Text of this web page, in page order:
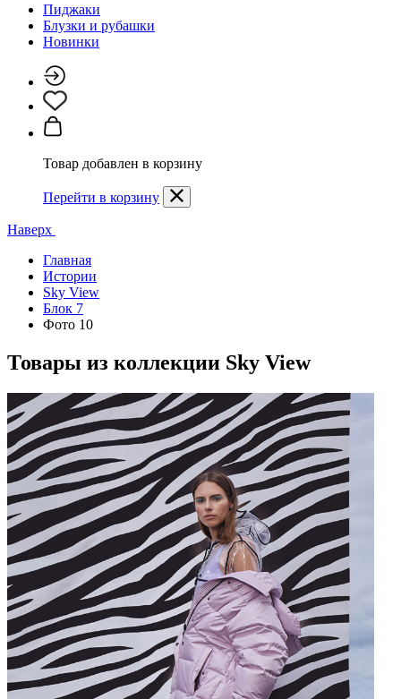
Пиджаки
Блузки и рубашки
Новинки
Товар добавлен в корзину
Перейти в корзину
Наверх
Главная
Истории
Sky View
Блок 7
Фото 10
Товары из коллекции Sky View